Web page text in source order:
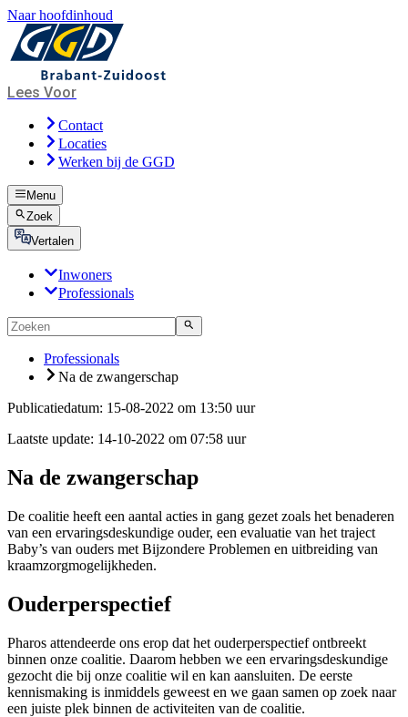
Naar hoofdinhoud
Lees Voor
Contact
Locaties
Werken bij de GGD
Menu
Zoek
Vertalen
Inwoners
Professionals
Professionals
Na de zwangerschap
Publicatiedatum: 15-08-2022 om 13:50 uur
Laatste update: 14-10-2022 om 07:58 uur
Na de zwangerschap
De coalitie heeft een aantal acties in gang gezet zoals het benaderen
van een ervaringsdeskundige ouder, een evaluatie van het traject
Baby’s van ouders met Bijzondere Problemen en uitbreiding van
kraamzorgmogelijkheden.
Ouderperspectief
Pharos attendeerde ons erop dat het ouderperspectief ontbreekt
binnen onze coalitie. Daarom hebben we een ervaringsdeskundige
gezocht die bij onze coalitie wil en kan aansluiten. De eerste
kennismaking is inmiddels geweest en we gaan samen op zoek naar
een juiste plek binnen de activiteiten van de coalitie.